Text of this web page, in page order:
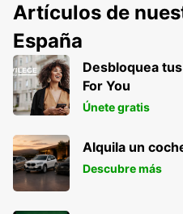
HAMBURGO
HAMBURG - GERMANY
Artículos de
España
Desbloquea
For You
Únete gratis
Alquila un
Descubre más